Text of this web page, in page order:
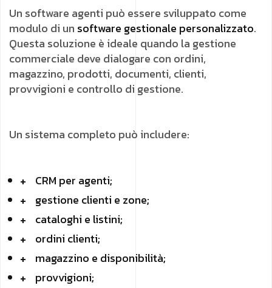
Un software agenti può essere sviluppato come
modulo di un software gestionale personalizzato.
Questa soluzione è ideale quando la gestione
commerciale deve dialogare con ordini,
magazzino, prodotti, documenti, clienti,
provvigioni e controllo di gestione.
Un sistema completo può includere:
CRM per agenti;
gestione clienti e zone;
cataloghi e listini;
ordini clienti;
magazzino e disponibilità;
provvigioni;